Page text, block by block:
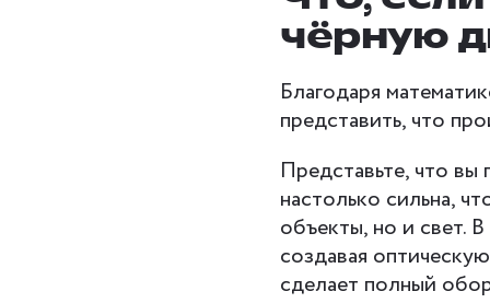
чёрную
Благодаря
представить, что
Представьте, что вы
настолько сильна,
объекты, но и свет.
создавая
сделает полный